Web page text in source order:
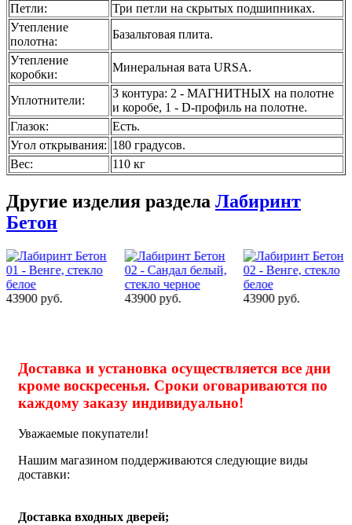
Петли:
Три петли на скрытых подшипниках.
Утепление
полотна:
Базальтовая плита.
Утепление
коробки:
Минеральная вата URSA.
Уплотнители:
3 контура: 2 - МАГНИТНЫХ на полотне
и коробе, 1 - D-профиль на полотне.
Глазок:
Есть.
Угол открывания: 180 градусов.
Вес: 110 кг
Другие изделия раздела Лабиринт
Бетон
43900 руб. 43900 руб. 42900 руб.
Доставка и установка осуществляется все дни
кроме воскресенья. Сроки оговариваются по
каждому заказу индивидуально!
Уважаемые покупатели!
Нашим магазином поддерживаются следующие виды
доставки:
Доставка входных дверей;